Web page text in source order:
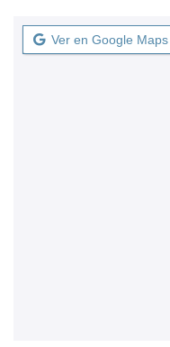
Ver en Google Maps